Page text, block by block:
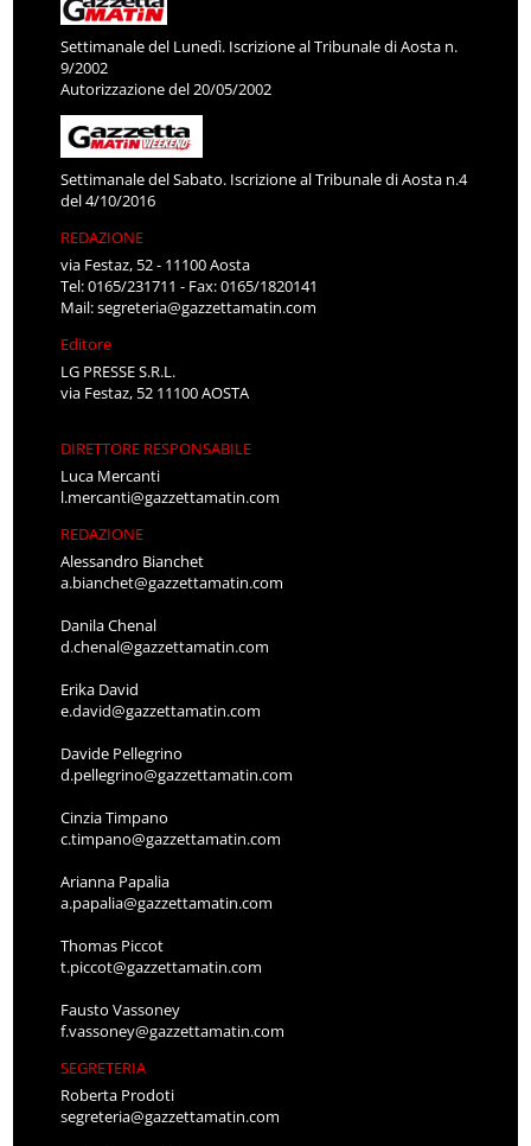
Settimanale del Lunedì. Iscrizione al Tribunale di Aosta n.
9/2002
Autorizzazione del 20/05/2002
Settimanale del Sabato. Iscrizione al Tribunale di Aosta n.4
del 4/10/2016
REDAZIONE
via Festaz, 52 - 11100 Aosta
Tel: 0165/231711 - Fax: 0165/1820141
Mail:segreteria@gazzettamatin.com
Editore
LG PRESSE S.R.L.
via Festaz, 52 11100 AOSTA
DIRETTORE RESPONSABILE
Luca Mercanti
l.mercanti@gazzettamatin.com
REDAZIONE
Alessandro Bianchet
a.bianchet@gazzettamatin.com
Danila Chenal
d.chenal@gazzettamatin.com
Erika David
e.david@gazzettamatin.com
Davide Pellegrino
d.pellegrino@gazzettamatin.com
Cinzia Timpano
c.timpano@gazzettamatin.com
Arianna Papalia
a.papalia@gazzettamatin.com
Thomas Piccot
t.piccot@gazzettamatin.com
Fausto Vassoney
f.vassoney@gazzettamatin.com
SEGRETERIA
Roberta Prodoti
segreteria@gazzettamatin.com